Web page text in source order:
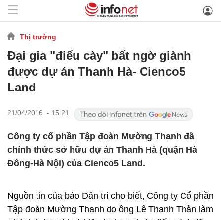
Thị trường
Đại gia "điếu cày" bất ngờ giành
được dự án Thanh Hà- Cienco5
Land
21/04/2016 - 15:21
Công ty cổ phần Tập đoàn Mường Thanh đã
chính thức sở hữu dự án Thanh Hà (quận Hà
Đông-Hà Nội) của Cienco5 Land.
Nguồn tin của báo Dân trí cho biết, Công ty Cổ phần
Tập đoàn Mường Thanh do ông Lê Thanh Thản làm